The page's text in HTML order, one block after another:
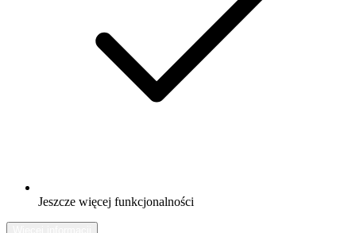
Jeszcze więcej funkcjonalności